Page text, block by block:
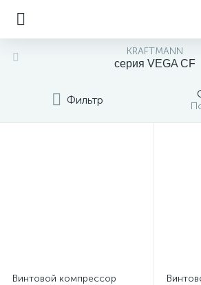
KRAFTMANN
серия VEGA CF
Фильтр
Винтовой компрессор